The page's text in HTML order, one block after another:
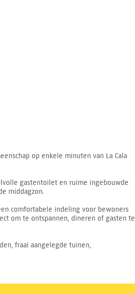
op enkele minuten van La Cala
gastentoilet en ruime ingebouwde
middagzon.
comfortabele indeling voor bewoners
om te ontspannen, dineren of gasten te
fraai aangelegde tuinen,